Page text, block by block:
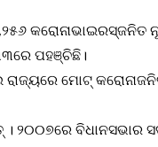
କରୋନାଭାଇରସ୍‌ଜନିତ
ପହଞ୍ଚିଛି।
ମୋଟ୍
। ୨୦୦୭ରେ